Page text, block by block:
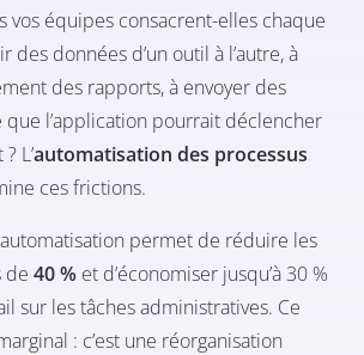
vos équipes consacrent-elles chaque
des données d’un outil à l’autre, à
des rapports, à envoyer des
que l’application pourrait déclencher
L’automatisation des processus
ces frictions.
permet de réduire les
de 40 % et d’économiser jusqu’à 30 %
sur les tâches administratives. Ce
: c’est une réorganisation